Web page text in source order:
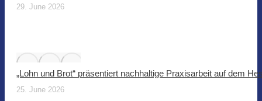
29. June 2026
„Lohn und Brot“ präsentiert nachhaltige Praxisarbeit auf dem
25. June 2026